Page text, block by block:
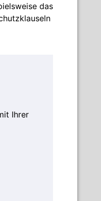
das
Ihrer